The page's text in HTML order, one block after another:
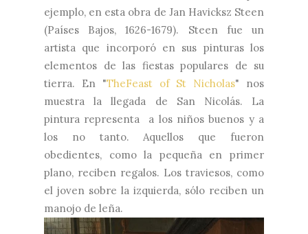
ejemplo, en esta obra de Jan Havicksz Steen
(Países Bajos, 1626-1679). Steen fue un
artista que incorporó en sus pinturas los
elementos de las fiestas populares de su
tierra. En "TheFeast of St Nicholas"
nos
muestra la llegada de San Nicolás. La
pintura representa a los niños buenos y a
los no tanto. Aquellos que fueron
obedientes, como la pequeña en primer
plano, reciben regalos. Los traviesos, como
el joven sobre la izquierda, sólo reciben un
manojo de leña.